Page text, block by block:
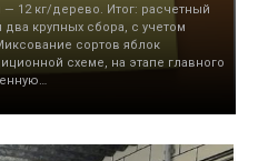
12 кг/дерево. Итог: расчетный
два крупных сбора, с учетом
сортов яблок
схеме, на этапе главного